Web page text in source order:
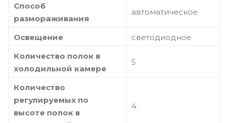
Способ
размораживания
автоматическое
Освещение
светодиодное
Количество полок в
холодильной камере
5
Количество
регулируемых по
высоте полок в
4